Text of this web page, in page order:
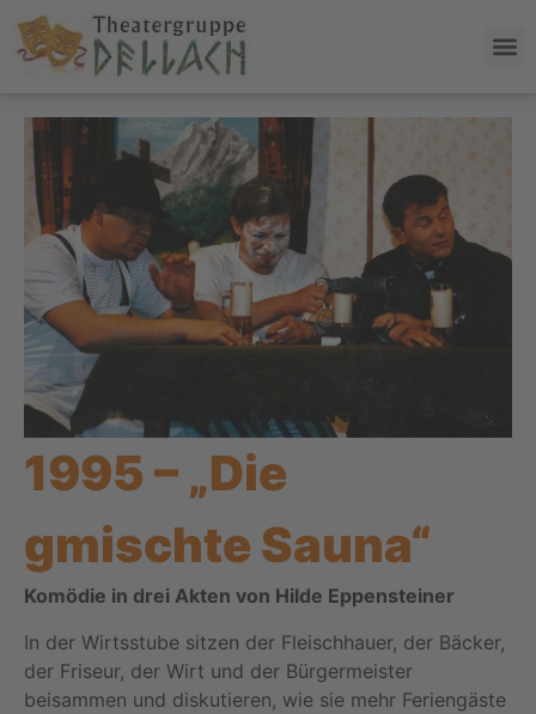
1995 – „Die
gmischte Sauna“
Komödie in drei Akten von Hilde Eppensteiner
In der Wirtsstube sitzen der Fleischhauer, der Bäcker,
der Friseur, der Wirt und der Bürgermeister
beisammen und diskutieren, wie sie mehr Feriengäste